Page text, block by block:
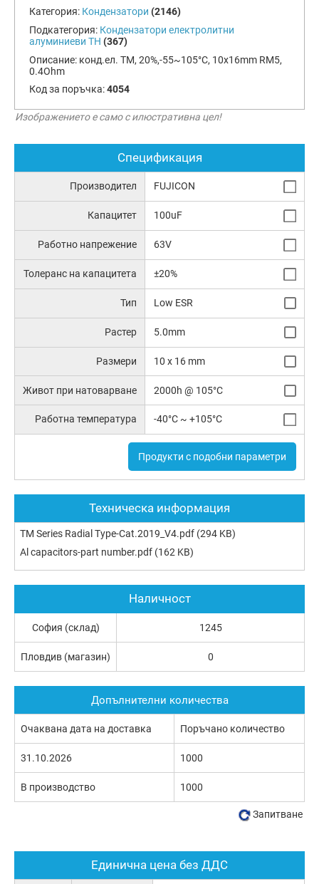
Категория: Кондензатори (2146)
Подкатегория: Кондензатори електролитни
алуминиеви TH (367)
Описание: конд.ел. TM, 20%,-55~105°C, 10x16mm RM5,
0.4Ohm
Код за поръчка:4054
Изображението е само с илюстративна цел!
Спецификация
Производител FUJICON
Капацитет 100uF
Работно напрежение 63V
Толеранс на капацитета ±20%
Тип Low ESR
Растер 5.0mm
Размери 10 x 16 mm
Живот при натоварване 2000h @ 105°C
Работна температура -40°C ~ +105°C
Продукти с подобни параметри
Техническа информация
TM Series Radial Type-Cat.2019_V4.pdf (294 KB)
Al capacitors-part number.pdf (162 KB)
Единична цена без ДДС
Наличност
София (склад) 1245
Пловдив (магазин) 0
Допълнителни количества
Очаквана дата на доставка Поръчано количество
31.10.2026 1000
В производство 1000
Запитване